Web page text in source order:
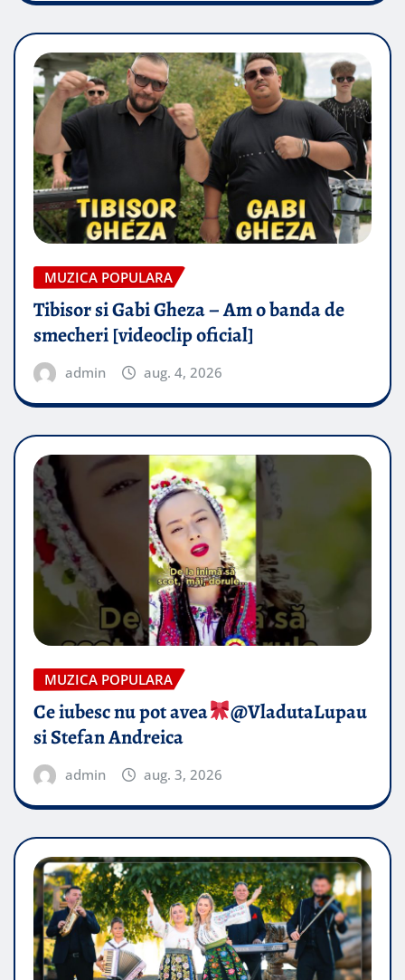
MUZICA POPULARA
Tibisor si Gabi Gheza – Am o banda de
smecheri [videoclip oficial]
admin aug. 4, 2026
MUZICA POPULARA
Ce iubesc nu pot avea
​@VladutaLupau
si Stefan Andreica
admin aug. 3, 2026